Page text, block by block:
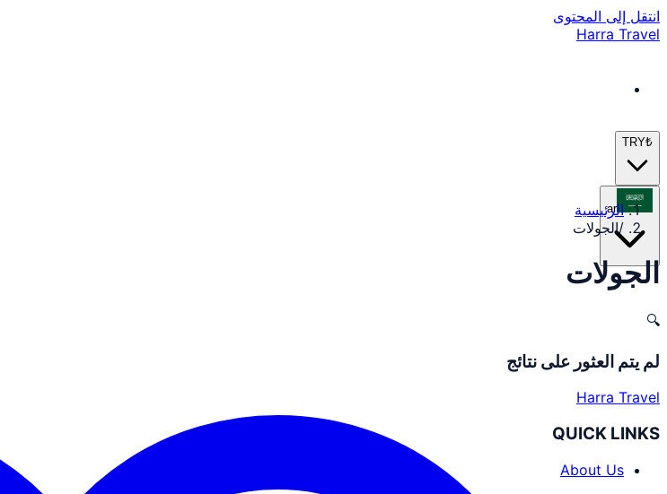
انتقل إلى المحتوى
Harra Travel
₺
TRY
ar
الرئيسية
/الجولات
الجولات
🔍
لم يتم العثور على نتائج
Harra Travel
QUICK LINKS
About Us